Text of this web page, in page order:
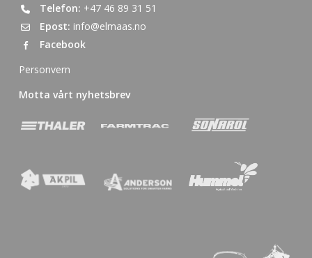
Telefon: +47 46 89 31 51
Epost: info@elmaas.no
Facebook
Personvern
Motta vårt nyhetsbrev